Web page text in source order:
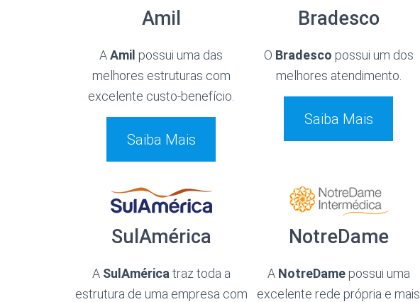
Amil
AAmil possui uma das
melhores estruturas com
excelente custo-benefício.
Saiba Mais
Bradesco
O Bradesco possui um dos
melhores atendimento.
Saiba Mais
SulAmérica
A SulAmérica traz toda a
estrutura de uma empresa com
NotreDame
A NotreDame possui uma
excelente rede própria e mais